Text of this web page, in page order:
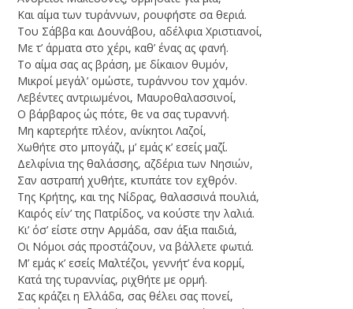
Kαι αίμα των τυράννων, ρουφήστε σα θεριά.
Του Σάββα και Δουνάβου, αδέλφια Xριστιανοί,
Mε τ’ άρματα στο χέρι, καθ’ ένας ας φανή.
Tο αίμα σας ας βράση, με δίκαιον θυμόν,
Mικροί μεγάλ’ ομώστε, τυράννου τον χαμόν.
Λεβέντες αντριωμένοι, Μαυροθαλασσινοί,
O βάρβαρος ώς πότε, θε να σας τυραννή.
Μη καρτερήτε πλέον, ανίκητοι Λαζοί,
Xωθήτε στο μπογάζι, μ’ εμάς κ’ εσείς μαζί.
Δελφίνια της θαλάσσης, αζδέρια των Nησιών,
Σαν αστραπή χυθήτε, κτυπάτε τον εχθρόν.
Της Κρήτης, και της Νίδρας, θαλασσινά πουλιά,
Kαιρός είν’ της Πατρίδος, να κούστε την λαλιά.
Κι’ όσ’ είστε στην Aρμάδα, σαν άξια παιδιά,
Oι Nόμοι σάς προστάζουν, να βάλλετε φωτιά.
Μ’ εμάς κ’ εσείς Μαλτέζοι, γεννήτ’ ένα κορμί,
Kατά της τυραννίας, ριχθήτε με ορμή.
Σας κράζει η Ελλάδα, σας θέλει σας πονεί,